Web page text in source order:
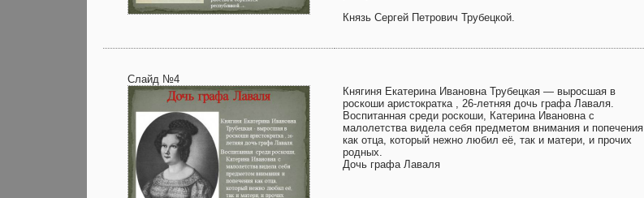
Князь Сергей Петрович Трубецкой.
Слайд №4
Княгиня Екатерина Ивановна Трубецкая — выросшая в
роскоши аристократка , 26-летняя дочь графа Лаваля.
Воспитанная среди роскоши, Катерина Ивановна с
малолетства видела себя предметом внимания и попечения
как отца, который нежно любил её, так и матери, и прочих
родных.
Дочь графа Лаваля